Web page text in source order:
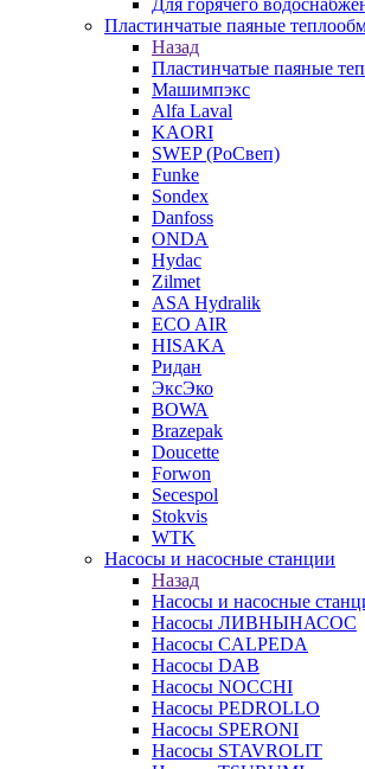
Для горячего
Пластинчатые паяные
Назад
Пластинчатые паяные
Машимпэкс
Alfa Laval
KAORI
SWEP (РоСвеп)
Funke
Sondex
Danfoss
ONDA
Hydac
Zilmet
ASA Hydralik
ECO AIR
HISAKA
Ридан
ЭксЭко
BOWA
Brazepak
Doucette
Forwon
Secespol
Stokvis
WTK
Насосы и насосные станции
Назад
Насосы и насосные
Насосы ЛИВНЫНАСОС
Насосы CALPEDA
Насосы DAB
Насосы NOCCHI
Насосы PEDROLLO
Насосы SPERONI
Насосы STAVROLIT